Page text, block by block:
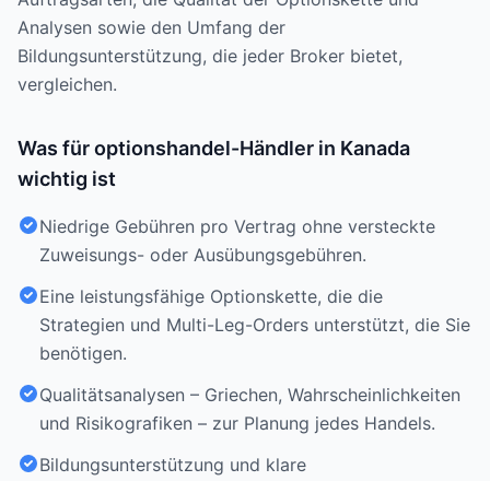
Analysen sowie den Umfang der
Bildungsunterstützung, die jeder Broker bietet,
vergleichen.
Was für optionshandel-Händler in Kanada
wichtig ist
Niedrige Gebühren pro Vertrag ohne versteckte
Zuweisungs- oder Ausübungsgebühren.
Eine leistungsfähige Optionskette, die die
Strategien und Multi-Leg-Orders unterstützt, die Sie
benötigen.
Qualitätsanalysen – Griechen, Wahrscheinlichkeiten
und Risikografiken – zur Planung jedes Handels.
Bildungsunterstützung und klare